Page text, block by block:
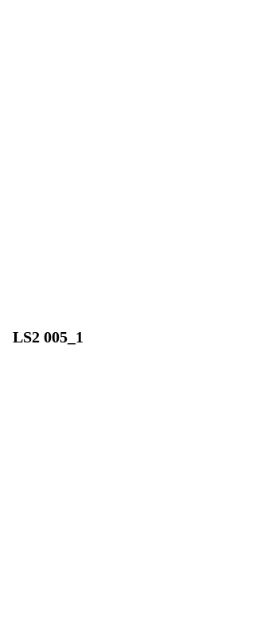
LS2 005_1